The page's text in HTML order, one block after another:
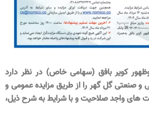
کویر بافق (سهامی خاص) در نظر دارد
صنعتی گل گهر را از طریق مزایده عمومی و
های واجد صلاحیت و با شرایط به شرح ذیل،